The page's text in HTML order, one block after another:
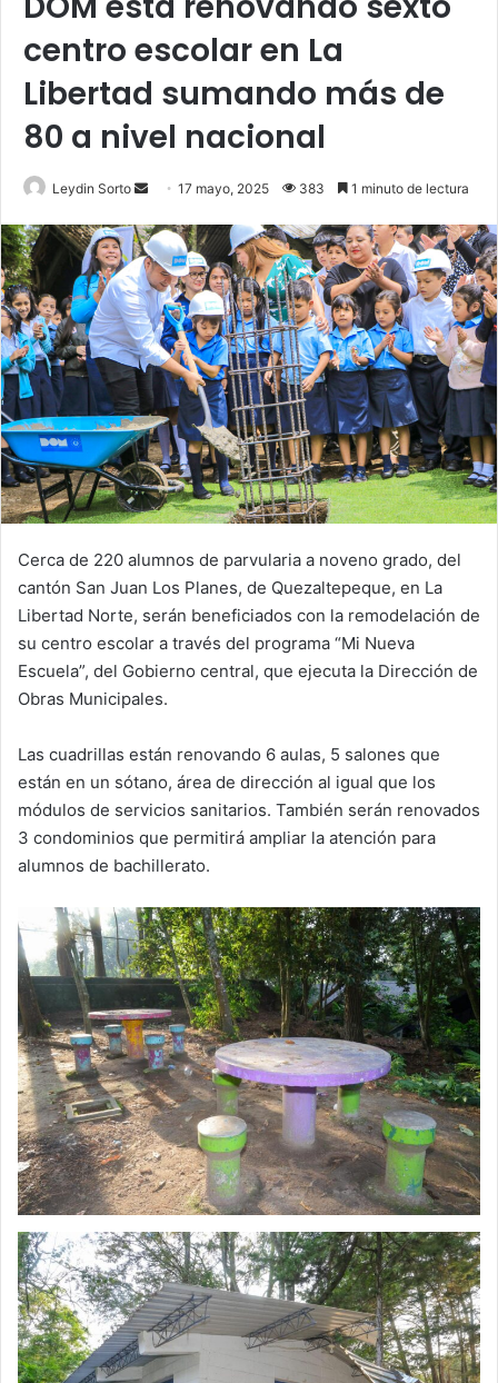
centro escolar en La
Libertad sumando más de
80 a nivel nacional
Leydin Sorto
Send
email
17 mayo, 2025 383 1 minuto de lectura
Cerca de 220 alumnos de parvularia a noveno grado, del
cantón San Juan Los Planes, de Quezaltepeque, en La
Libertad Norte, serán beneficiados con la remodelación de
su centro escolar a través del programa “Mi Nueva
Escuela”, del Gobierno central, que ejecuta la Dirección de
Obras Municipales.
Las cuadrillas están renovando 6 aulas, 5 salones que
están en un sótano, área de dirección al igual que los
módulos de servicios sanitarios. También serán renovados
3 condominios que permitirá ampliar la atención para
alumnos de bachillerato.